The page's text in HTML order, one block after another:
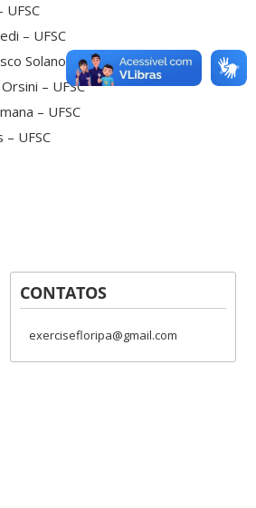
UFSC
– UFSC
Solano – UFSC
– UFSC
– UFSC
UFSC
CONTATOS
exercisefloripa@gmail.com